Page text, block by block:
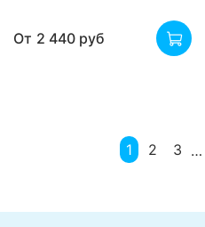
От 2 440 руб
1 2 3 …